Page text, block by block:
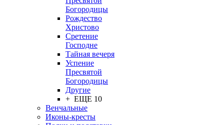
Богородицы
Рождество
Христово
Сретение
Господне
Тайная вечеря
Успение
Пресвятой
Богородицы
Другие
+ ЕЩЕ 10
Венчальные
Иконы-кресты